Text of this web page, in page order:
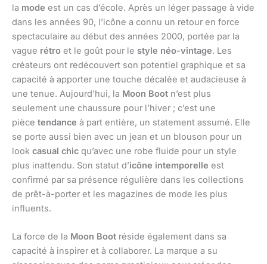
la mode est un cas d’école. Après un léger passage à vide
dans les années 90, l’icône a connu un retour en force
spectaculaire au début des années 2000, portée par la
vague rétro et le goût pour le style néo-vintage. Les
créateurs ont redécouvert son potentiel graphique et sa
capacité à apporter une touche décalée et audacieuse à
une tenue. Aujourd’hui, la Moon Boot n’est plus
seulement une chaussure pour l’hiver ; c’est une
pièce tendance à part entière, un statement assumé. Elle
se porte aussi bien avec un jean et un blouson pour un
look casual chic qu’avec une robe fluide pour un style
plus inattendu. Son statut d’icône intemporelle est
confirmé par sa présence régulière dans les collections
de prêt-à-porter et les magazines de mode les plus
influents.
La force de la Moon Boot réside également dans sa
capacité à inspirer et à collaborer. La marque a su